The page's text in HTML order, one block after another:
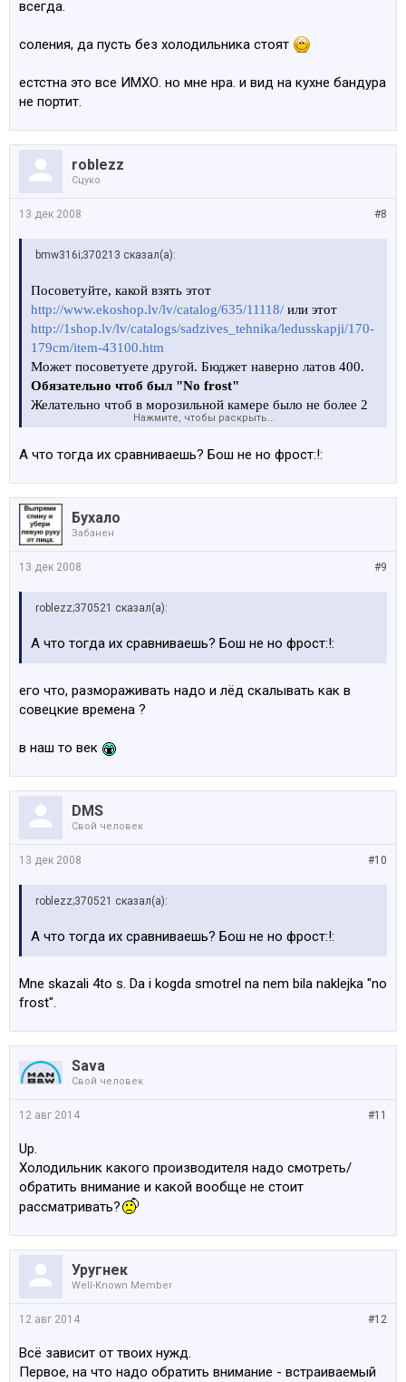
всегда.
соления, да пусть без холодильника стоят
естстна это все ИМХО. но мне нра. и вид на кухне бандура
не портит.
roblezz
Сцуко
#8
13 дек 2008
bmw316i;370213 сказал(а):
Посоветуйте, какой взять этот
http://www.ekoshop.lv/lv/catalog/635/11118/ или этот
http://1shop.lv/lv/catalogs/sadzives_tehnika/ledusskapji/170-
179cm/item-43100.htm
Может посоветуете другой. Бюджет наверно латов 400.
Обязательно чтоб был "No frost"
Желательно чтоб в морозильной камере было не более 2
отделов. В этих по триНажмите, чтобы раскрыть...
А что тогда их сравниваешь? Бош не но фрост:!:
Бухало
Забанен
#9
13 дек 2008
roblezz;370521 сказал(а):
А что тогда их сравниваешь? Бош не но фрост:!:
его что, размораживать надо и лёд скалывать как в
совецкие времена ?
в наш то век
DMS
Свой человек
#10
13 дек 2008
roblezz;370521 сказал(а):
А что тогда их сравниваешь? Бош не но фрост:!:
Mne skazali 4to s. Da i kogda smotrel na nem bila naklejka "no
frost".
Sava
Свой человек
#11
12 авг 2014
Up.
Холодильник какого производителя надо смотреть/
обратить внимание и какой вообще не стоит
рассматривать?
Уругнек
Well-Known Member
#12
12 авг 2014
Всё зависит от твоих нужд.
Первое, на что надо обратить внимание - встраиваемый